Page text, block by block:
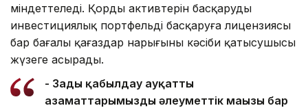
міндеттеледі. Қордың активтерін басқаруды
инвестициялық портфельді басқаруға лицензиясы
бар бағалы қағаздар нарығының кәсіби қатысушысы
жүзеге асырады.
- Заңды қабылдау ауқатты
азаматтарымыздың әлеуметтік маңызы бар